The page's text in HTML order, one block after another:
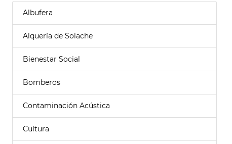
Albufera
Alquería de Solache
Bienestar Social
Bomberos
Contaminación Acústica
Cultura